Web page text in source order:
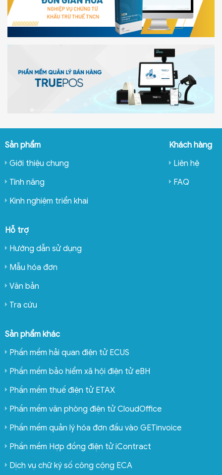
Sản phẩm
Giới thiệu chung
Tính năng
Kinh nghiệm triển khai
Khách hàng
Liên hệ
FAQ
Hỗ trợ
Hướng dẫn sử dụng
Mẫu hóa đơn
Văn bản
Tra cứu
Sản phẩm khác
Phần mềm hải quan điện tử ECUS
Phần mềm bảo hiểm xã hội điện tử eBH
Phần mềm thuế điện tử ETAX
Phần mềm văn phòng điện tử CloudOffice
Phần mềm quản lý hóa đơn đầu vào GETinvoice
Phần mềm Hợp đồng điện tử iContract
Dịch vụ chữ ký số công cộng ECA